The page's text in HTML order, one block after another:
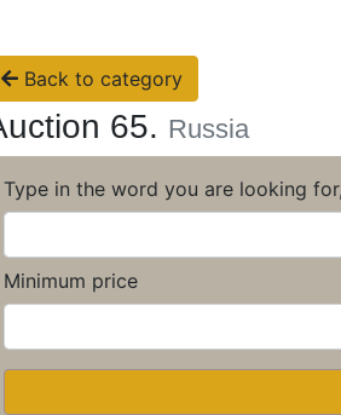
Back to category
65. Russia
Type in the word you are looking
Minimum price